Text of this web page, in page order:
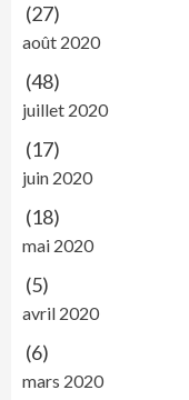
(27)
août 2020
(48)
juillet 2020
(17)
juin 2020
(18)
mai 2020
(5)
avril 2020
(6)
mars 2020